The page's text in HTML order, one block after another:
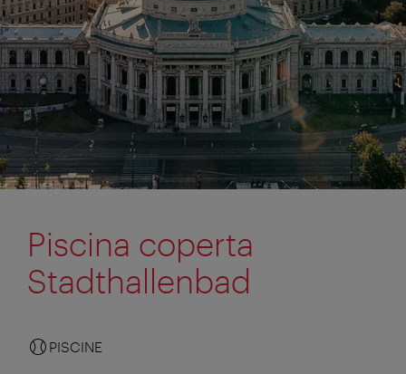
Piscina coperta
Stadthallenbad
PISCINE